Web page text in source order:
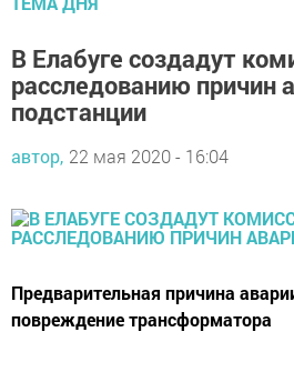
В Елабуге создадут
расследованию причин
подстанции
автор, 22 мая 2020 - 16:04
Предварительная причина
повреждение трансформатора